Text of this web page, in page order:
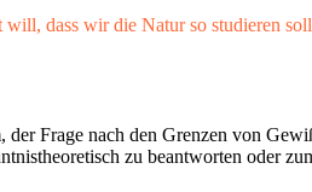
will, dass wir die Natur so studieren
Frage nach den Grenzen von
zu beantworten oder